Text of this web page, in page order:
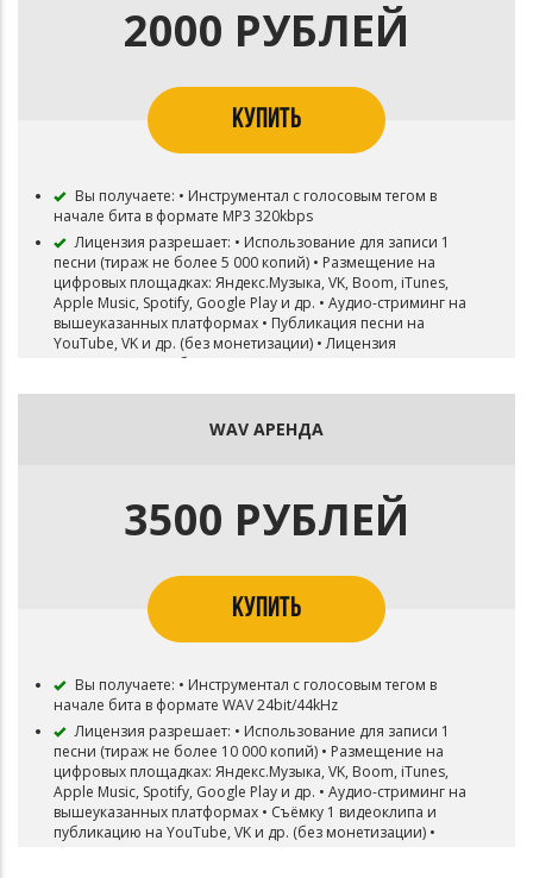
2000 РУБЛЕЙ
КУПИТЬ
Вы получаете: • Инструментал с голосовым тегом в
начале бита в формате MP3 320kbps
Лицензия разрешает: • Использование для записи 1
песни (тираж не более 5 000 копий) • Размещение на
цифровых площадках: Яндекс.Музыка, VK, Boom, iTunes,
Apple Music, Spotify, Google Play и др. • Аудио-стриминг на
вышеуказанных платформах • Публикация песни на
YouTube, VK и др. (без монетизации) • Лицензия
неэксклюзивная (бит остаётся в продаже) • В авторстве
Лицензия НЕ разрешает: • Съёмку видеоклипов • Радио
Роялти: • Продюсеры сохраняют право на 15% дохода с
эксклюзив • Приобретая данную лицензию, вы
соглашаетесь с условиями пользования
WAV АРЕНДА
3500 РУБЛЕЙ
КУПИТЬ
Вы получаете: • Инструментал с голосовым тегом в
начале бита в формате WAV 24bit/44kHz
Лицензия разрешает: • Использование для записи 1
песни (тираж не более 10 000 копий) • Размещение на
цифровых площадках: Яндекс.Музыка, VK, Boom, iTunes,
Apple Music, Spotify, Google Play и др. • Аудио-стриминг на
вышеуказанных платформах • Съёмку 1 видеоклипа и
публикацию на YouTube, VK и др. (без монетизации) •